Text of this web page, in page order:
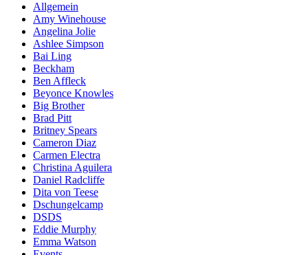
Allgemein
Amy Winehouse
Angelina Jolie
Ashlee Simpson
Bai Ling
Beckham
Ben Affleck
Beyonce Knowles
Big Brother
Brad Pitt
Britney Spears
Cameron Diaz
Carmen Electra
Christina Aguilera
Daniel Radcliffe
Dita von Teese
Dschungelcamp
DSDS
Eddie Murphy
Emma Watson